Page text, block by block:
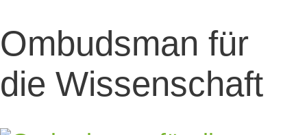
Ombudsman für
die Wissenschaft
Buch
„Wissenschaftliche
Fairness“ ist